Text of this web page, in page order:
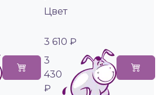
Цвет
3 610 ₽
3
430
₽